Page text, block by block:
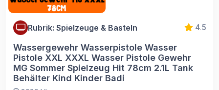
Rubrik: Spielzeuge & Basteln 4.5
Wassergewehr Wasserpistole Wasser
Pistole XXL XXXL Wasser Pistole Gewehr
MG Sommer Spielzeug Hit 78cm 2.1L Tank
Behälter Kind Kinder Badi